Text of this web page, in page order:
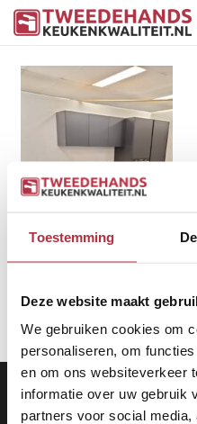
Toestemming
Deze website maakt
We gebruiken cookies om
personaliseren, om
en om ons websiteverkeer
informatie over uw gebruik
partners voor social
Aanbod| Keukens |